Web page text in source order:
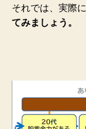
それでは、実際に
てみましょう。